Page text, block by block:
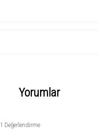
üstüyle farklı bir tarz kazandıran
Rahat kesimi sayesinde uyurken
Yorumlar
Değerlendirme